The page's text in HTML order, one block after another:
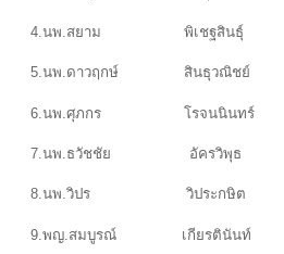
4.นพ.สยาม พิเชฐสินธุ์
5.นพ.ดาวฤกษ์ สินธุวณิช
6.นพ.ศุภกร โรจนนินทร์ ก
7.นพ.ธวัชชัย อัครวิ
8.นพ.วิปร วิประกษิต กรร
9.พญ.สมบูรณ์ เกียรตินันท์